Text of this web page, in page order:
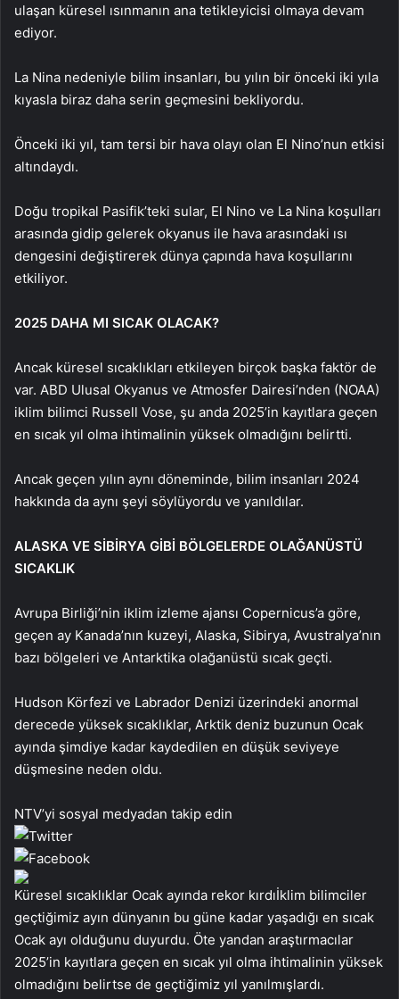
ulaşan küresel ısınmanın ana tetikleyicisi olmaya devam
ediyor.
La Nina nedeniyle bilim insanları, bu yılın bir önceki iki yıla
kıyasla biraz daha serin geçmesini bekliyordu.
Önceki iki yıl, tam tersi bir hava olayı olan El Nino’nun etkisi
altındaydı.
Doğu tropikal Pasifik’teki sular, El Nino ve La Nina koşulları
arasında gidip gelerek okyanus ile hava arasındaki ısı
dengesini değiştirerek dünya çapında hava koşullarını
etkiliyor.
2025 DAHA MI SICAK OLACAK?
Ancak küresel sıcaklıkları etkileyen birçok başka faktör de
var. ABD Ulusal Okyanus ve Atmosfer Dairesi’nden (NOAA)
iklim bilimci Russell Vose, şu anda 2025’in kayıtlara geçen
en sıcak yıl olma ihtimalinin yüksek olmadığını belirtti.
Ancak geçen yılın aynı döneminde, bilim insanları 2024
hakkında da aynı şeyi söylüyordu ve yanıldılar.
ALASKA VE SİBİRYA GİBİ BÖLGELERDE OLAĞANÜSTÜ
SICAKLIK
Avrupa Birliği’nin iklim izleme ajansı Copernicus’a göre,
geçen ay Kanada’nın kuzeyi, Alaska, Sibirya, Avustralya’nın
bazı bölgeleri ve Antarktika olağanüstü sıcak geçti.
Hudson Körfezi ve Labrador Denizi üzerindeki anormal
derecede yüksek sıcaklıklar, Arktik deniz buzunun Ocak
ayında şimdiye kadar kaydedilen en düşük seviyeye
düşmesine neden oldu.
NTV’yi sosyal medyadan takip edin
Küresel sıcaklıklar Ocak ayında rekor kırdıİklim bilimciler
geçtiğimiz ayın dünyanın bu güne kadar yaşadığı en sıcak
Ocak ayı olduğunu duyurdu. Öte yandan araştırmacılar
2025’in kayıtlara geçen en sıcak yıl olma ihtimalinin yüksek
olmadığını belirtse de geçtiğimiz yıl yanılmışlardı.